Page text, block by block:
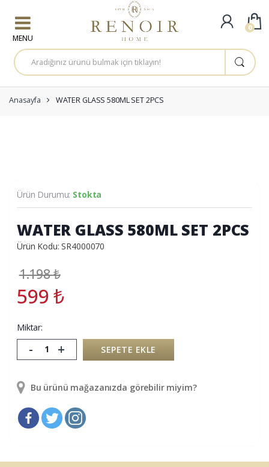
A
r
a
a
:
Anasayfa WATER GLASS 580ML SET 2PCS
Ürün Durumu: Stokta
WATER GLASS 580ML SET 2PCS
Ürün Kodu: SR4000070
1.198₺
599₺
Miktar:
- + SEPETE EKLE
Bu ürünü mağazanızda görebilir miyim?
0